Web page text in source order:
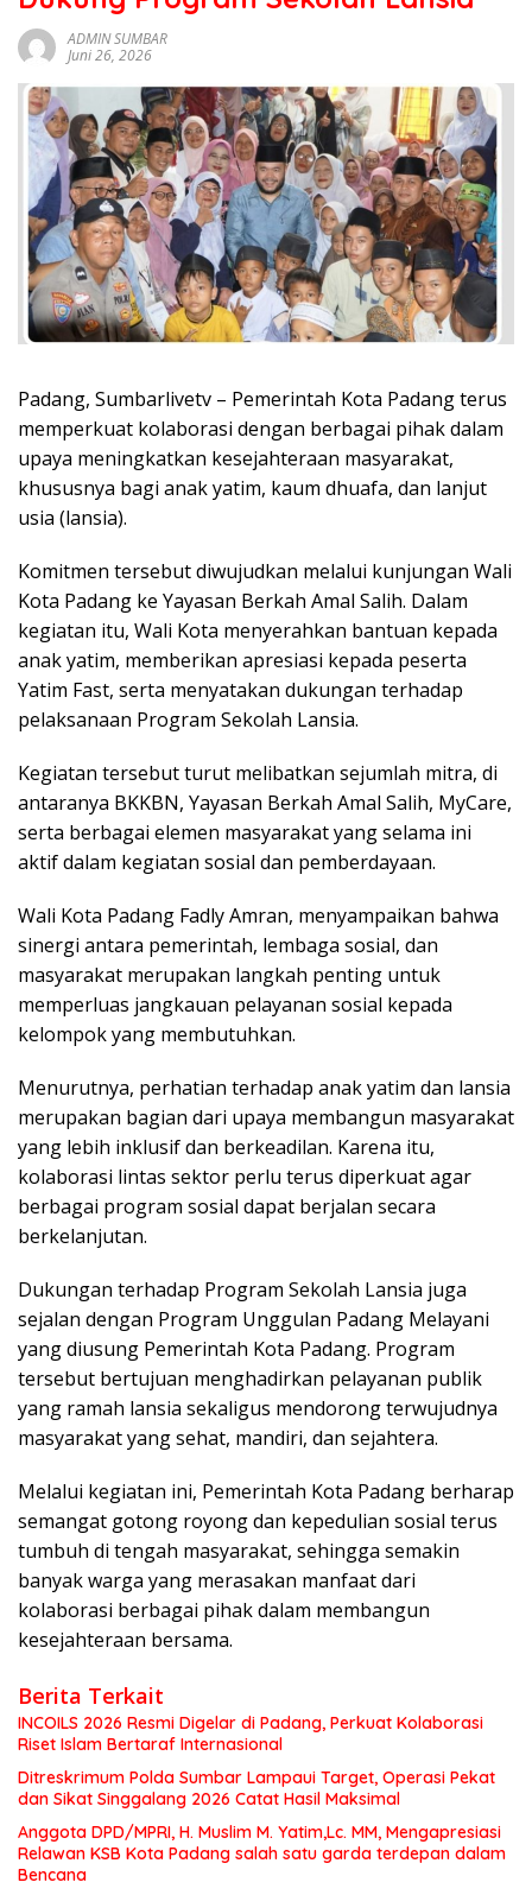
sumbar
tv
live
ADMIN SUMBAR
Juni 26, 2026
Padang, Sumbarlivetv – Pemerintah Kota Padang terus
memperkuat kolaborasi dengan berbagai pihak dalam
upaya meningkatkan kesejahteraan masyarakat,
khususnya bagi anak yatim, kaum dhuafa, dan lanjut
usia (lansia).
Komitmen tersebut diwujudkan melalui kunjungan Wali
Kota Padang ke Yayasan Berkah Amal Salih. Dalam
kegiatan itu, Wali Kota menyerahkan bantuan kepada
anak yatim, memberikan apresiasi kepada peserta
Yatim Fast, serta menyatakan dukungan terhadap
pelaksanaan Program Sekolah Lansia.
Kegiatan tersebut turut melibatkan sejumlah mitra, di
antaranya BKKBN, Yayasan Berkah Amal Salih, MyCare,
serta berbagai elemen masyarakat yang selama ini
aktif dalam kegiatan sosial dan pemberdayaan.
Wali Kota Padang Fadly Amran, menyampaikan bahwa
sinergi antara pemerintah, lembaga sosial, dan
masyarakat merupakan langkah penting untuk
memperluas jangkauan pelayanan sosial kepada
kelompok yang membutuhkan.
Menurutnya, perhatian terhadap anak yatim dan lansia
merupakan bagian dari upaya membangun masyarakat
yang lebih inklusif dan berkeadilan. Karena itu,
kolaborasi lintas sektor perlu terus diperkuat agar
berbagai program sosial dapat berjalan secara
berkelanjutan.
Dukungan terhadap Program Sekolah Lansia juga
sejalan dengan Program Unggulan Padang Melayani
yang diusung Pemerintah Kota Padang. Program
tersebut bertujuan menghadirkan pelayanan publik
yang ramah lansia sekaligus mendorong terwujudnya
masyarakat yang sehat, mandiri, dan sejahtera.
Melalui kegiatan ini, Pemerintah Kota Padang berharap
semangat gotong royong dan kepedulian sosial terus
tumbuh di tengah masyarakat, sehingga semakin
banyak warga yang merasakan manfaat dari
kolaborasi berbagai pihak dalam membangun
kesejahteraan bersama.
Berita Terkait
INCOILS 2026 Resmi Digelar di Padang, Perkuat Kolaborasi
Riset Islam Bertaraf Internasional
Ditreskrimum Polda Sumbar Lampaui Target, Operasi Pekat
dan Sikat Singgalang 2026 Catat Hasil Maksimal
Anggota DPD/MPRI, H. Muslim M. Yatim,Lc. MM, Mengapresiasi
Relawan KSB Kota Padang salah satu garda terdepan dalam
Bencana